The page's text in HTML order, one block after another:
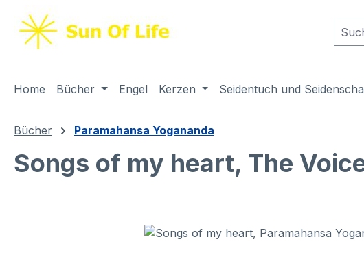
Home Bücher Engel Kerzen Seidentuch und
Bücher Paramahansa Yogananda
Songs of my heart, The
Bildergalerie überspringen